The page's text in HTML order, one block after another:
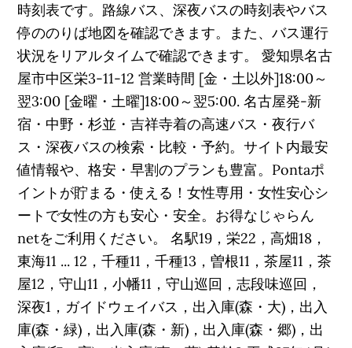
時刻表です。路線バス、深夜バスの時刻表やバス
停ののりば地図を確認できます。また、バス運行
状況をリアルタイムで確認できます。 愛知県名古
屋市中区栄3-11-12 営業時間 [金・土以外]18:00～
翌3:00 [金曜・土曜]18:00～翌5:00. 名古屋発-新
宿・中野・杉並・吉祥寺着の高速バス・夜行バ
ス・深夜バスの検索・比較・予約。サイト内最安
値情報や、格安・早割のプランも豊富。Pontaポ
イントが貯まる・使える！女性専用・女性安心シ
ートで女性の方も安心・安全。お得なじゃらん
netをご利用ください。 名駅19，栄22，高畑18，
東海11 ... 12，千種11，千種13，曽根11，茶屋11，茶
屋12，守山11，小幡11，守山巡回，志段味巡回，
深夜1，ガイドウェイバス，出入庫(森・大)，出入
庫(森・緑)，出入庫(森・新)，出入庫(森・郷)，出